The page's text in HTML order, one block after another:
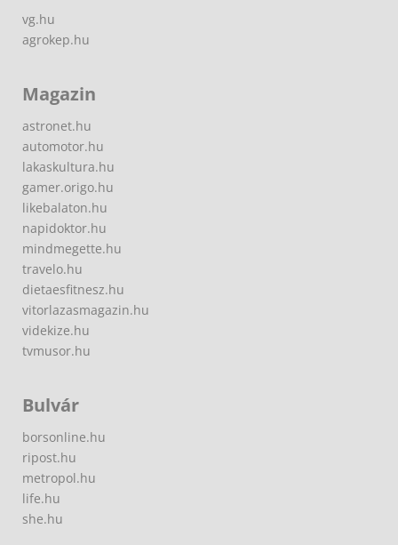
vg.hu
agrokep.hu
Magazin
astronet.hu
automotor.hu
lakaskultura.hu
gamer.origo.hu
likebalaton.hu
napidoktor.hu
mindmegette.hu
travelo.hu
dietaesfitnesz.hu
vitorlazasmagazin.hu
videkize.hu
tvmusor.hu
Bulvár
borsonline.hu
ripost.hu
metropol.hu
life.hu
she.hu